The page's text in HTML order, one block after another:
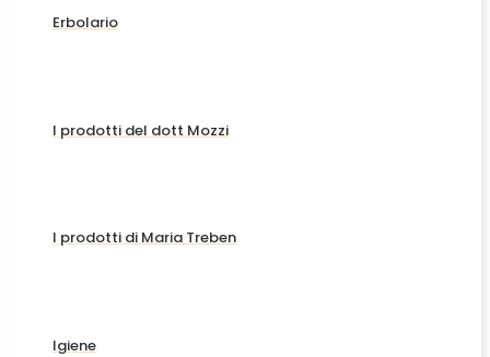
Erbolario
I prodotti del dott Mozzi
I prodotti di Maria Treben
Igiene